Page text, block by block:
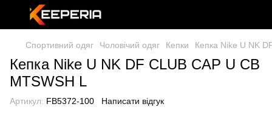
Спортивний одяг Чоловічий одяг Кепки Кепка Nike U NK
Кепка Nike U NK DF CLUB CAP U CB
MTSWSH L
Артикул: FB5372-100 Написати відгук